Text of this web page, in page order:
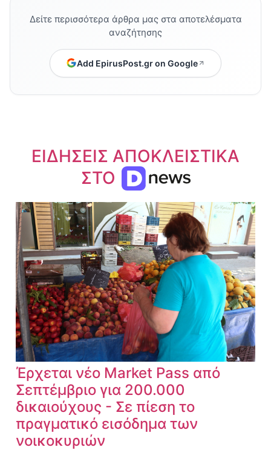
Δείτε περισσότερα άρθρα μας στα αποτελέσματα
αναζήτησης
Add EpirusPost.gr on Google
ΕΙΔΗΣΕΙΣ ΑΠΟΚΛΕΙΣΤΙΚΑ
ΣΤΟ
Έρχεται νέο Market Pass από
Σεπτέμβριο για 200.000
δικαιούχους - Σε πίεση το
πραγματικό εισόδημα των
νοικοκυριών